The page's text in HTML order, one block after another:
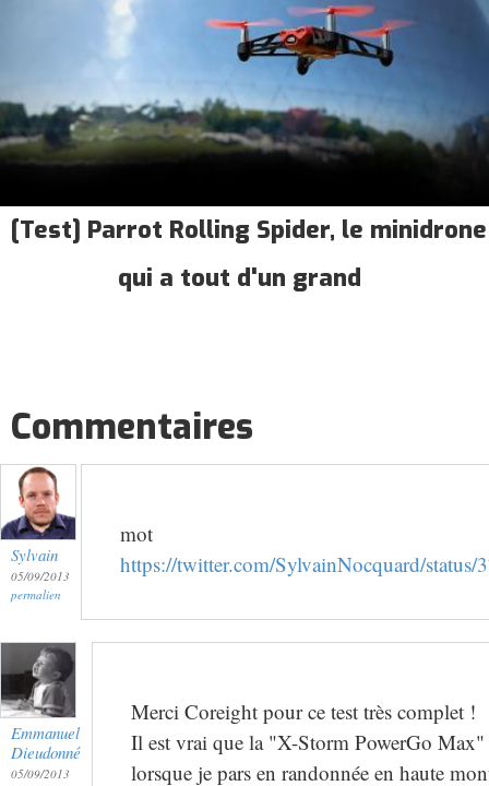
[Test] Parrot Rolling Spider, le minidrone
qui a tout d'un grand
Commentaires
Sylvain
05/09/2013
permalien
mot
https://twitter.com/SylvainNocquard/
Emmanuel
Dieudonné
05/09/2013
Merci Coreight pour ce test très complet !
Il est vrai que la "X-Storm PowerGo Max"
lorsque je pars en randonnée en haute